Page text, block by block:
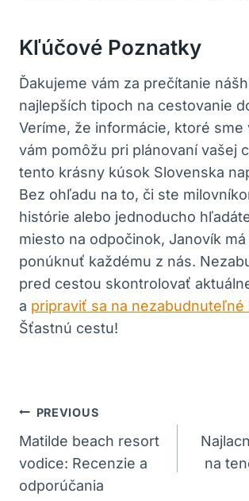
Kľúčové ‍poznatky
Ďakujeme vám ⁣za prečítanie
najlepších​ tipoch na cestovanie
Veríme, ‌že informácie, ktoré sme
vám pomôžu‌ pri plánovaní⁤ vašej
tento ​krásny kúsok Slovenska
Bez ohľadu‌ na to, či⁣ ste
histórie alebo jednoducho‍
‍miesto ‌na​ odpočinok, Janovík má
ponúknuť každému z nás.
pred​ cestou skontrolovať
a pripraviť sa na nezabudnuteľné
Šťastnú cestu!
Navigácia
V
Článku
PREVIOUS
Matilde beach resort
vodice: Recenzie a
odporúčania
na